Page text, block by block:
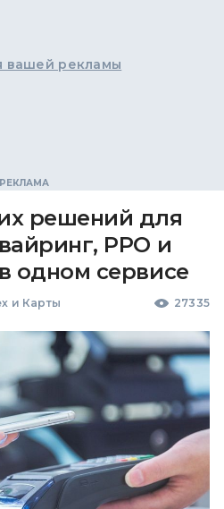
вашей рекламы
решений для
РРО и
одном сервисе
и Карты 27335